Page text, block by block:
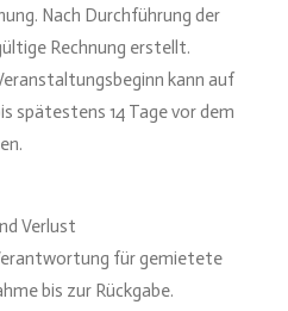
Nach Durchführung der
Rechnung erstellt.
kann auf
spätestens 14 Tage vor dem
Verlust
für gemietete
bis zur Rückgabe.